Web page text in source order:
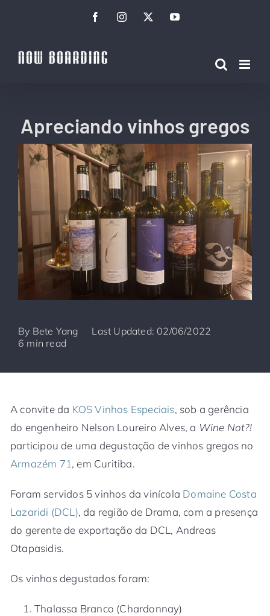
conteúdo
FacebookInstagramTwitterYouTube
Apreciando vinhos gregos
By Bete Yang
Last Updated: 02/06/2022
6 min read
A convite da KOS Vinhos Especiais, sob a gerência
do engenheiro Nelson Loureiro Alves, a Wine Not?!
participou de uma degustação de vinhos gregos no
Armazém 71, em Curitiba.
Foram servidos 5 vinhos da vinícola Domaine Costa
Lazaridi (DCL), da região de Drama, com a presença
do gerente de exportação da DCL, Andreas
Otapasidis.
Os vinhos degustados foram:
Thalassa Branco (Chardonnay)